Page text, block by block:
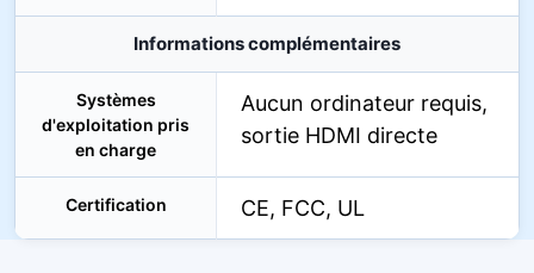
Informations complémentaires
Systèmes
d'exploitation pris
en charge
Aucun ordinateur requis,
sortie HDMI directe
Certification CE, FCC, UL